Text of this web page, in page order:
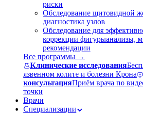
риски
Обследование щитовидной
диагностика узлов
Обследование для
коррекции фигурыанализы,
рекомендации
Все программы →
Клинические исследования
язвенном колите и болезни Крона
консультацияПриём врача по
точки
Врачи
Специализации